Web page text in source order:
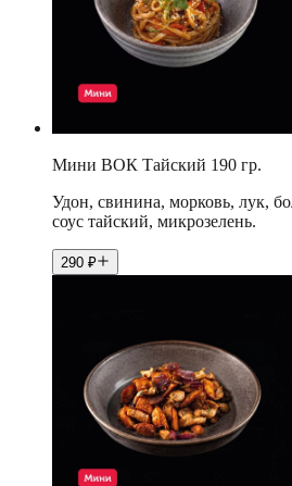
Мини ВОК Тайский 190 гр.
Удон, свинина, морковь, лук,
соус тайский, микрозелень.
290 ₽